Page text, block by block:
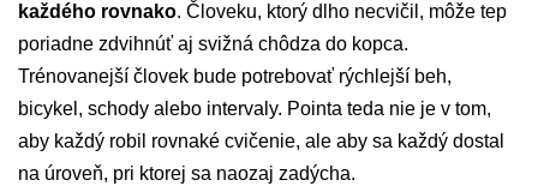
každého rovnako. Človeku, ktorý dlho necvičil, môže tep
poriadne zdvihnúť aj svižná chôdza do kopca.
Trénovanejší človek bude potrebovať rýchlejší beh,
bicykel, schody alebo intervaly. Pointa teda nie je v tom,
aby každý robil rovnaké cvičenie, ale aby sa každý dostal
na úroveň, pri ktorej sa naozaj zadýcha.